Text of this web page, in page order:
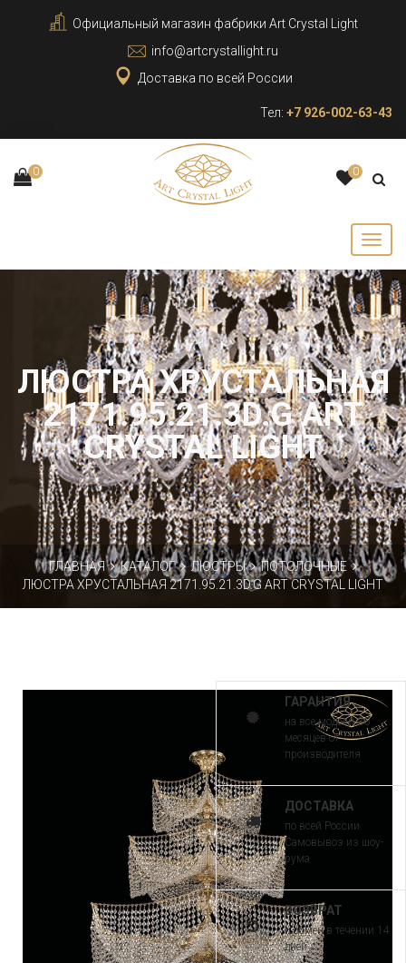
Официальный магазин фабрики Art Crystal Light
info@artcrystallight.ru
Доставка по всей России
Тел: +7 926-002-63-43
0 0
ЛЮСТРА ХРУСТАЛЬНАЯ
2171.95.21.3D.G ART
CRYSTAL LIGHT
ГЛАВНАЯ КАТАЛОГ ЛЮСТРЫ
ПОТОЛОЧНЫЕ
ЛЮСТРА ХРУСТАЛЬНАЯ 2171.95.21.3D.G ART CRYSTAL LIGHT
ГАРАНТИЯ
на все модели 30
месяцев от
производителя
ДОСТАВКА
по всей России.
Самовывоз из шоу-
рума
ВОЗВРАТ
и обмен в течении 14
дней